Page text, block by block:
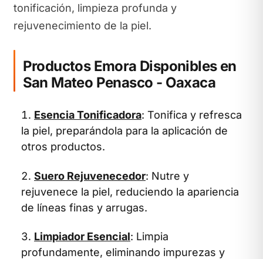
tonificación, limpieza profunda y
rejuvenecimiento de la piel.
Productos Emora Disponibles en
San Mateo Penasco - Oaxaca
Esencia Tonificadora: Tonifica y refresca
la piel, preparándola para la aplicación de
otros productos.
Suero Rejuvenecedor: Nutre y
rejuvenece la piel, reduciendo la apariencia
de líneas finas y arrugas.
Limpiador Esencial: Limpia
profundamente, eliminando impurezas y